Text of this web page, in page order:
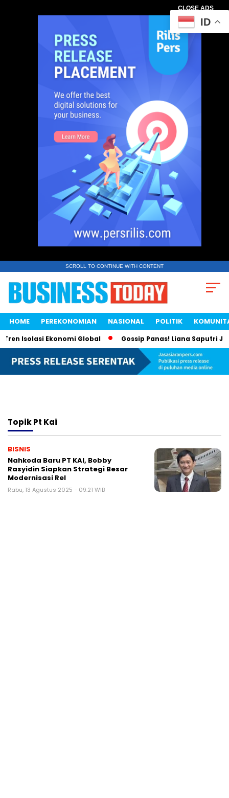
CLOSE ADS
SCROLL TO CONTINUE WITH CONTENT
HOME PEREKONOMIAN NASIONAL POLITIK
Isolasi Ekonomi Global Gossip Panas! Liana Saputri
TopikPt Kai
BISNIS
Nahkoda Baru PT KAI, Bobby
Rasyidin Siapkan Strategi Besar
Modernisasi Rel
Rabu, 13 Agustus 2025 - 09:21 WIB
ID